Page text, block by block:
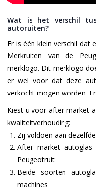
Wat is het verschil
autoruiten?
Er is één klein verschil dat
Merkruiten van de
merklogo. Dit merklogo
er wel voor dat deze
verkocht mogen worden.
Kiest u voor after market
kwaliteitverhouding:
Zij voldoen aan
After market
Peugeotruit
Beide soorten
machines